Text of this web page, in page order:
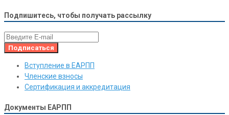
Подпишитесь, чтобы получать рассылку
Вступление в ЕАРПП
Членские взносы
Сертификация и аккредитация
Документы ЕАРПП